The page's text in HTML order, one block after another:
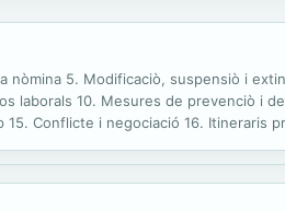
nòmina 5. Modificaciò, suspensiò i
laborals 10. Mesures de prevenciò i
Conflicte i negociació 16. Itineraris